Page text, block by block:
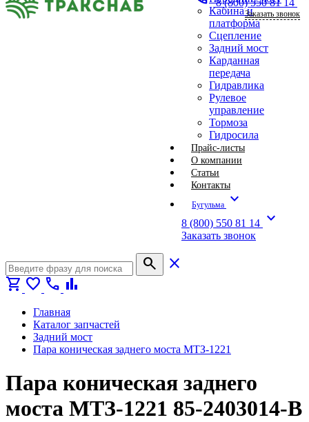
Кабина и
платформа
Сцепление
Задний мост
Карданная
передача
Гидравлика
Рулевое
управление
Тормоза
Гидросила
Прайс-листы
О компании
Статьи
Контакты
Бугульма expand_more
8 (800) 550 81 14 expand_more
Заказать звонок
Заказать звонок
search
close
shopping_cart favorite call bar_chart
Главная
Каталог запчастей
Задний мост
Пара коническая заднего моста МТЗ-1221
Пара коническая заднего
моста МТЗ-1221 85-2403014-В